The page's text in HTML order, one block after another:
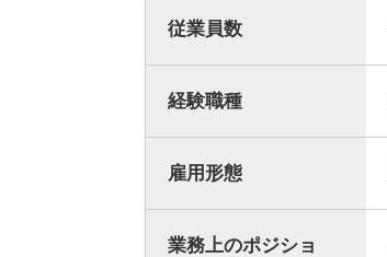
従業員数
経験職種
雇用形態
業務上のポジショ